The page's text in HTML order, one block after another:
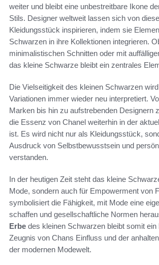
weiter und bleibt eine unbestreitbare Ikone
Stils. Designer weltweit lassen sich von
Kleidungsstück inspirieren, indem sie
Schwarzen in ihre Kollektionen integrieren.
minimalistischen Schnitten oder mit
das kleine Schwarze bleibt ein zentrales
Die Vielseitigkeit des kleinen Schwarzen
Variationen immer wieder neu interpretiert.
Marken bis hin zu aufstrebenden Designern
die Essenz von Chanel weiterhin in der
ist. Es wird nicht nur als Kleidungsstück,
Ausdruck von Selbstbewusstsein und
verstanden.
In der heutigen Zeit steht das kleine
Mode, sondern auch für Empowerment von
symbolisiert die Fähigkeit, mit Mode eine
schaffen und gesellschaftliche Normen
Erbe des kleinen Schwarzen bleibt somit ein
Zeugnis von Chans Einfluss und der
der modernen Modewelt.